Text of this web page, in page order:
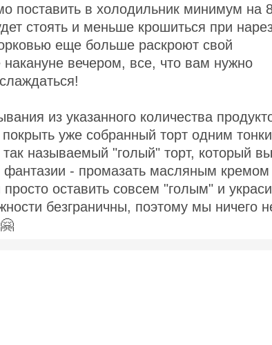
поставить в холодильник минимум на
стоять и меньше крошиться при
еще больше раскроют свой
вечером, все, что вам нужно
из указанного количества
уже собранный торт одним
называемый "голый" торт, который вы
- промазать масляным кремом
оставить совсем "голым" и
безграничны, поэтому мы ничего